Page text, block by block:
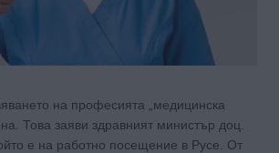
на професията „медицинска
Това заяви здравният министър доц.
е на работно посещение в Русе. От